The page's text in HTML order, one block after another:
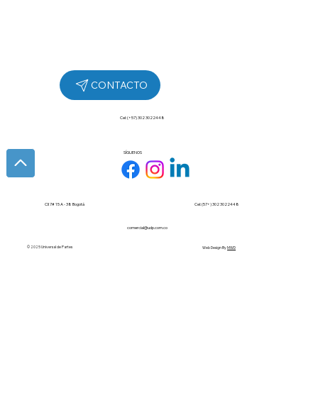
SÍGUENOS
Cel: (+57) 302 3022448
Cll 7# 15 A - 38 Bogotá Cel: (57+) 302 3022448
© 2025 Universal de Partes Web Design ByMWD
comercial@udp.com.co